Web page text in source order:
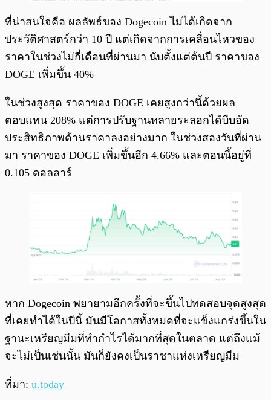
ที่น่าสนใจคือ ผลลัพธ์ของ Dogecoin ไม่ได้เกิดจาก
ประวัติศาสตร์กว่า 10 ปี แต่เกิดจากการเคลื่อนไหวของ
ราคาในช่วงไม่กี่เดือนที่ผ่านมา นับตั้งแต่ต้นปี ราคาของ
DOGE เพิ่มขึ้น 40%
ในช่วงสูงสุด ราคาของ DOGE เคยสูงกว่านี้ด้วยผล
ตอบแทน 208% แต่การปรับฐานหลายระลอกได้บีบอัด
ประสิทธิภาพด้านราคาลงอย่างมาก ในช่วงสองวันที่ผ่าน
มา ราคาของ DOGE เพิ่มขึ้นอีก 4.66% และตอนนี้อยู่ที่
0.105 ดอลลาร์
หาก Dogecoin พยายามอีกครั้งที่จะขึ้นไปทดสอบจุดสูงสุด
ที่เคยทำได้ในปีนี้ มันมีโอกาสทั้งหมดที่จะแข็งแกร่งขึ้นใน
ฐานะเหรียญมีมที่ทำกำไรได้มากที่สุดในตลาด แต่ถึงแม้
จะไม่เป็นเช่นนั้น มันก็ยังคงเป็นราชาแห่งเหรียญมีม
ที่มา: u.today